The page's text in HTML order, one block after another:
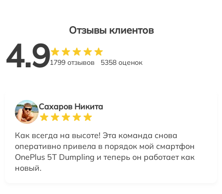
Отзывы клиентов
4.91799 отзывов 5358 оценок
Сахаров Никита
Как всегда на высоте! Эта команда снова
оперативно привела в порядок мой смартфон
OnePlus 5T Dumpling и теперь он работает как
новый.